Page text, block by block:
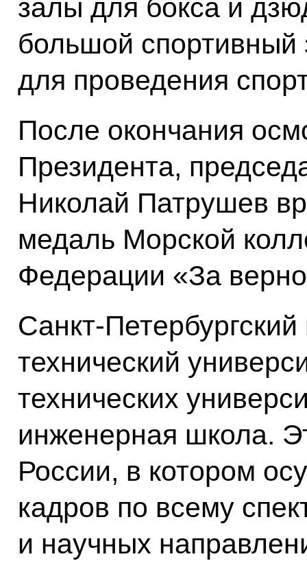
залы для бокса и
большой спортивный
для проведения
После окончания
Президента,
Николай Патрушев
медаль Морской
Федерации «За
Санкт-
технический
технических
инженерная школа.
России, в котором
кадров по всему
и научных